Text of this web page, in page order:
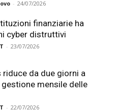
- 24/07/2026
finanziarie ha
cyber distruttivi
- 23/07/2026
riduce da due giorni a
mensile delle
- 22/07/2026